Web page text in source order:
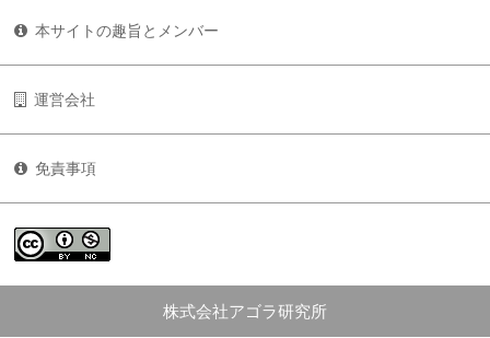
本サイトの趣旨とメンバー
運営会社
免責事項
株式会社アゴラ研究所